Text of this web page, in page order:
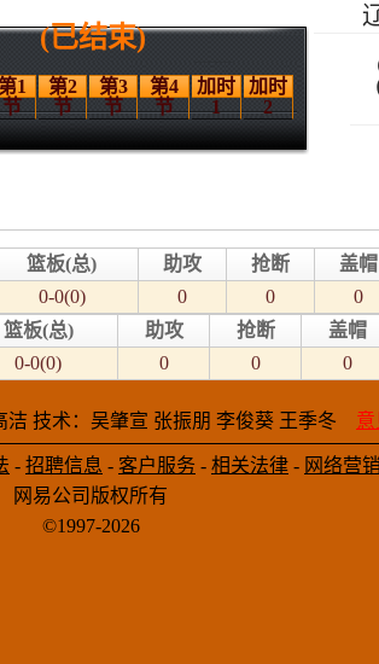
(已结束)
1
节
第2
节
第3
节
第4
节
加时
1
加时
2
篮板(总) 助攻 抢断 盖帽
0-0(0) 0 0 0
篮板(总) 助攻 抢断 盖帽
0-0(0) 0 0 0
洁 技术：吴肇宣 张振朋 李俊葵 王季冬
- 招聘信息 - 客户服务 - 相关法律 - 网络营销
网易公司版权所有
©1997-2026